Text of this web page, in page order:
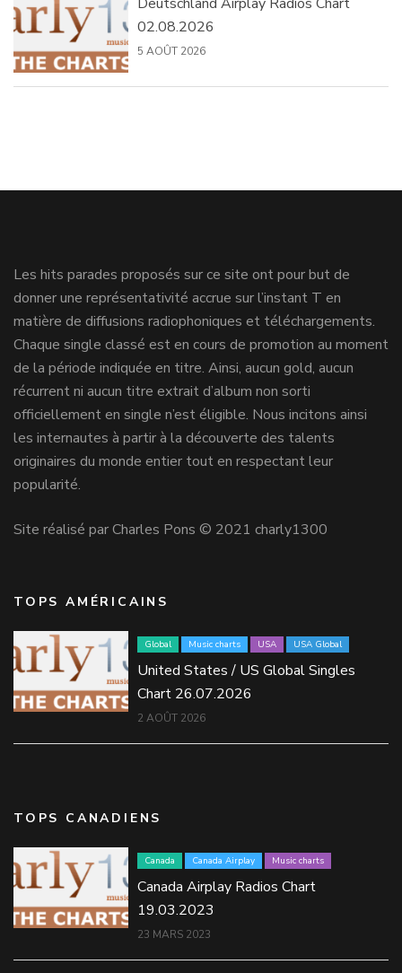
Deutschland Airplay Radios Chart
02.08.2026
5 AOÛT 2026
Les hits parades proposés sur ce site ont pour but de
donner une représentativité accrue sur l’instant T en
matière de diffusions radiophoniques et téléchargements.
Chaque single classé est en cours de promotion au moment
de la période indiquée en titre. Ainsi, aucun gold, aucun
récurrent ni aucun titre extrait d’album non sorti
officiellement en single n’est éligible. Nous incitons ainsi
les internautes à partir à la découverte des talents
originaires du monde entier tout en respectant leur
popularité.
Site réalisé par Charles Pons © 2021 charly1300
TOPS AMÉRICAINS
Global Music charts USA USA Global
United States / US Global Singles
Chart 26.07.2026
2 AOÛT 2026
TOPS CANADIENS
Canada Canada Airplay Music charts
Canada Airplay Radios Chart
19.03.2023
23 MARS 2023